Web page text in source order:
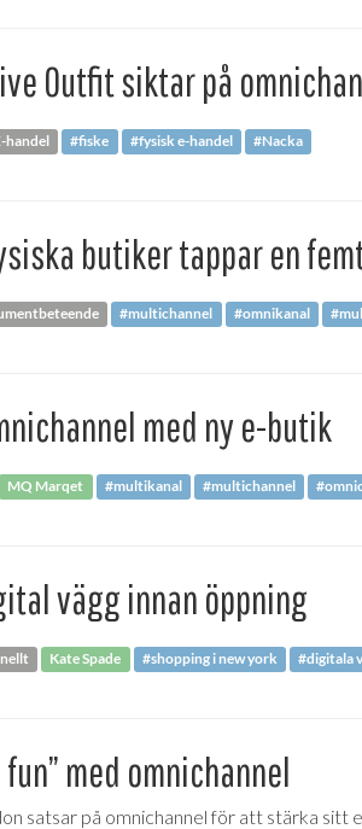
Outfit siktar på
handel #fiske #fysisk e-handel #Nacka
butiker tappar en
#multichannel #omnikanal
med ny e-butik
MQ Marqet #multikanal #multichannel
vägg innan öppning
Kate Spade #shopping i new york #digitala
med omnichannel
satsar på omnichannel för att stärka sitt